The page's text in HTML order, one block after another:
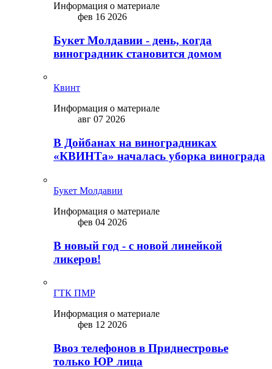
Информация о материале
фев 16 2026
Букет Молдавии - день, когда
виноградник становится домом
Квинт
Информация о материале
авг 07 2026
В Дойбанах на виноградниках
«КВИНТа» началась уборка винограда
Букет Молдавии
Информация о материале
фев 04 2026
В новый год - с новой линейкой
ликepoв!
ГТК ПМР
Информация о материале
фев 12 2026
Ввоз телефонов в Приднестровье
только ЮР лица